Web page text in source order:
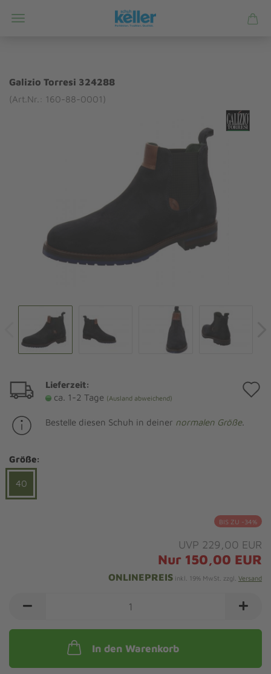
Galizio Torresi 324288
(Art.Nr.: 160-88-0001)
Lieferzeit:
ca. 1-2 Tage (Ausland abweichend)
Bestelle diesen Schuh in deiner normalen Größe.
Größe:
40
BIS ZU -34%
UVP 229,00 EUR
Nur 150,00 EUR
ONLINEPREIS inkl. 19% MwSt. zzgl. Versand
In den Warenkorb